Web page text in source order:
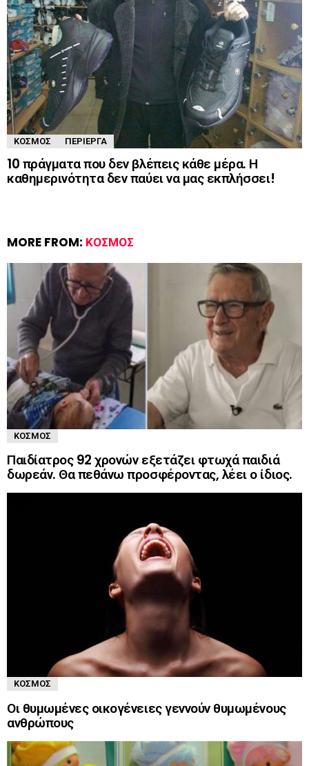
ΚΌΣΜΟΣ ΠΕΡΊΕΡΓΑ
10 πράγματα που δεν βλέπεις κάθε μέρα. Η
καθημερινότητα δεν παύει να μας εκπλήσσει!
MORE FROM: ΚΌΣΜΟΣ
ΚΌΣΜΟΣ
Παιδίατρος 92 χρονών εξετάζει φτωχά παιδιά
δωρεάν. Θα πεθάνω προσφέροντας, λέει ο ίδιος.
ΚΌΣΜΟΣ
Οι θυμωμένες οικογένειες γεννούν θυμωμένους
ανθρώπους